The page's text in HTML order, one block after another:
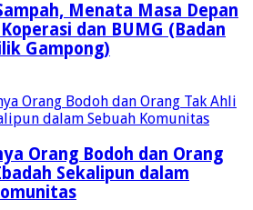
Menata Masa Depan
dan BUMG (Badan
Gampong)
Orang Bodoh dan Orang
Sekalipun dalam